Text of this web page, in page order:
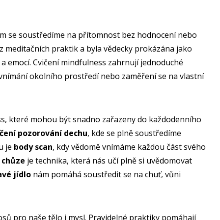
se soustředíme na přítomnost bez hodnocení nebo
meditačních praktik a byla vědecky prokázána jako
emocí. Cvičení mindfulness zahrnují jednoduché
okolního prostředí nebo zaměření se na vlastní
které mohou být snadno zařazeny do každodenního
pozorování dechu, kde se plně soustředíme
je body scan, kdy vědomě vnímáme každou část svého
je technika, která nás učí plně si uvědomovat
jídlo nám pomáhá soustředit se na chuť, vůni
pro naše tělo i mysl. Pravidelné praktiky pomáhají